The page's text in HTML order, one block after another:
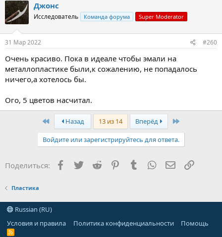
Джонс
Исследователь Команда форума Super Moderator
31 Мар 2022 #260
Очень красиво. Пока в идеале чтобы эмали на
металлопластике были,к сожалению, не попадалось
ничего,а хотелось бы.
Ого, 5 цветов насчитал.
First Назад 13 из 14 Вперёд Last
Войдите или зарегистрируйтесь для ответа.
Поделиться: Facebook
TwitterReddit PinterestTumblr WhatsApp Ссылка
Пластика
Russian (RU)
Условия и правила
Политика конфиденциальности Помощь
R